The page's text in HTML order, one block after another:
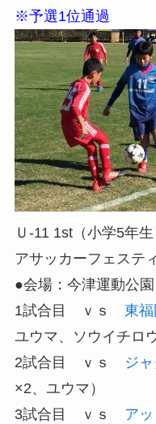
※予選1位通過
Ｕ-11 1st（小学5
アサッカーフェステ
●会場：今津運動公園
1試合目 ｖｓ 東福
ユウマ、ソウイチロウ
2試合目 ｖｓ
ジ
×2、ユウマ）
3試合目 ｖｓ ア